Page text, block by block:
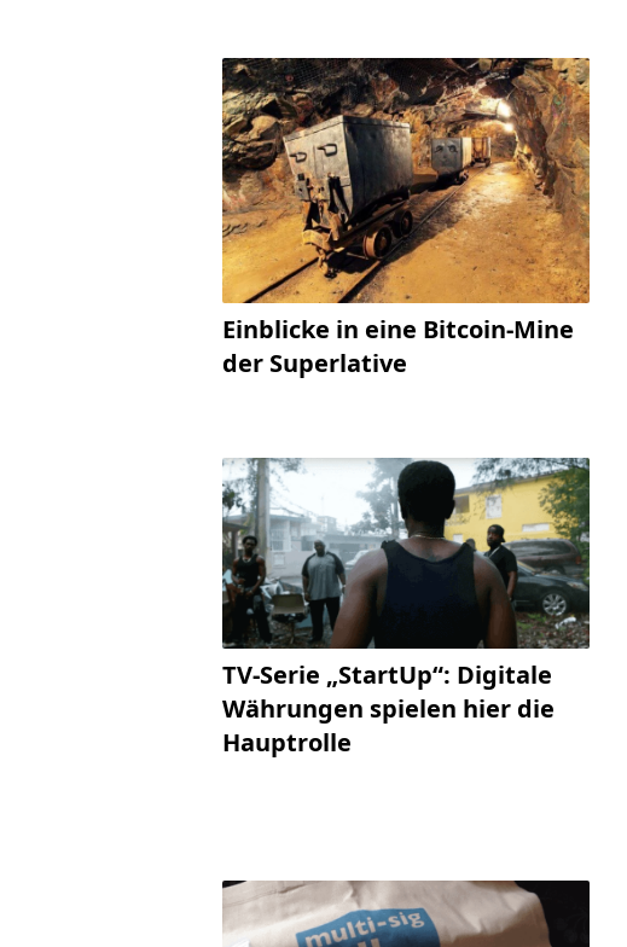
Einblicke in eine Bitcoin-Mine
der Superlative
TV-Serie „StartUp“: Digitale
Währungen spielen hier die
Hauptrolle